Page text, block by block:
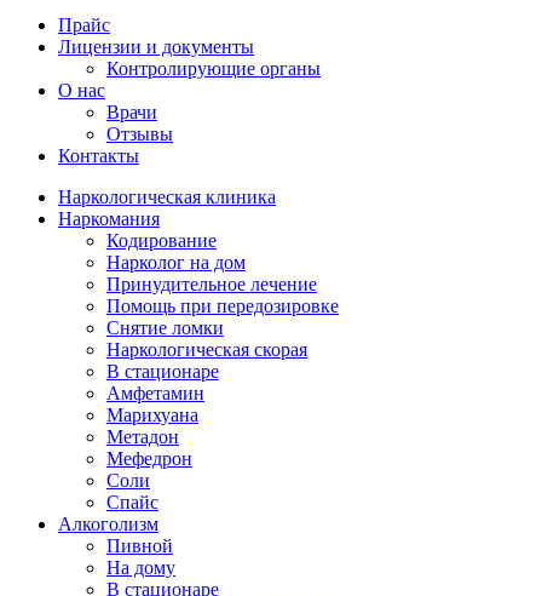
Прайс
Лицензии и документы
Контролирующие органы
О нас
Врачи
Отзывы
Контакты
Наркологическая клиника
Наркомания
Кодирование
Нарколог на дом
Принудительное лечение
Помощь при передозировке
Снятие ломки
Наркологическая скорая
В стационаре
Амфетамин
Марихуана
Метадон
Мефедрон
Соли
Спайс
Алкоголизм
Пивной
На дому
В стационаре